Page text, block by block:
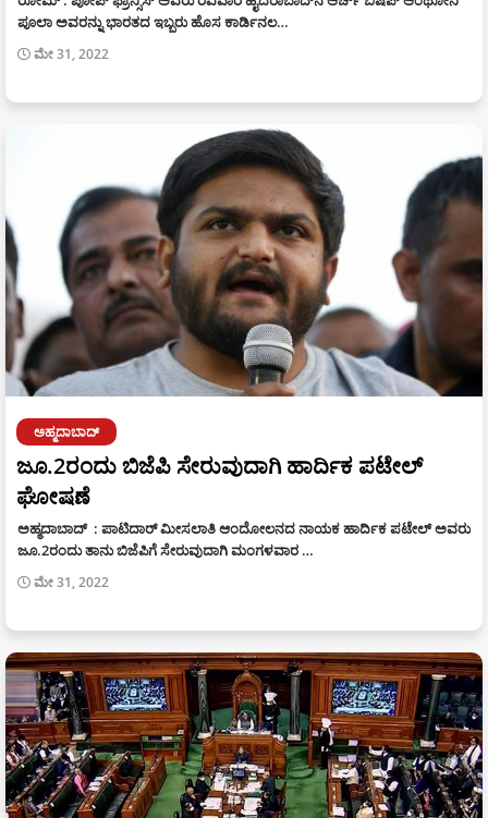
ಪೂಲಾ ಅವರನ್ನು ಭಾರತದ ಇಬ್ಬರು ಹೊಸ ಕಾರ್ಡಿನಲ…
ಮೇ 31, 2022
ಅಹ್ಮದಾಬಾದ್
ಜೂ.2ರಂದು ಬಿಜೆಪಿ ಸೇರುವುದಾಗಿ ಹಾರ್ದಿಕ ಪಟೇಲ್
ಘೋಷಣೆ
ಅಹ್ಮದಾಬಾದ್ : ಪಾಟಿದಾರ್ ಮೀಸಲಾತಿ ಆಂದೋಲನದ ನಾಯಕ ಹಾರ್ದಿಕ ಪಟೇಲ್ ಅವರು
ಜೂ.2ರಂದು ತಾನು ಬಿಜೆಪಿಗೆ ಸೇರುವುದಾಗಿ ಮಂಗಳವಾರ …
ಮೇ 31, 2022